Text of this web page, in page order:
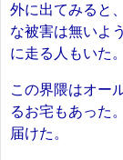
外に出てみると
な被害は無いよ
に走る人もいた。
この界隈はオー
るお宅もあった
届けた。